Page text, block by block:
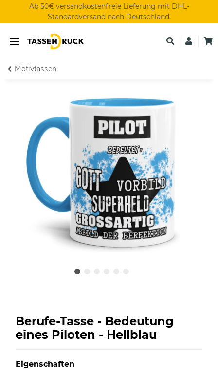
Ab 50€ versandkostenfreie Lieferung mit DHL-
Standardversand nach Deutschland.
Motivtassen
Berufe-Tasse - Bedeutung
eines Piloten - Hellblau
Eigenschaften